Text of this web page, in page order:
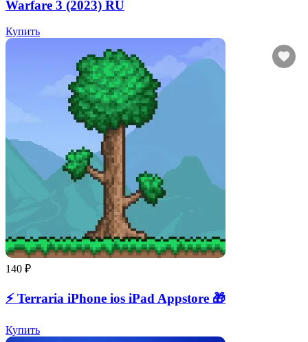
Warfare 3 (2023) RU
Купить
140 ₽
⚡️ Terraria iPhone ios iPad Appstore 🎁
Купить